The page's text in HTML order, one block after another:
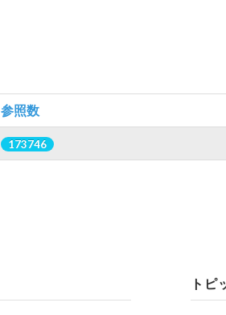
参照数
173746
トピ